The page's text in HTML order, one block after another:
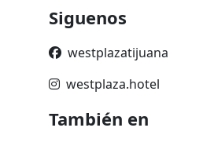
Siguenos
westplazatijuana
westplaza.hotel
También en